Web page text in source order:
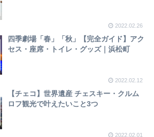
2022.02.26
四季劇場「春」「秋」【完全ガイド】アク
セス・座席・トイレ・グッズ｜浜松町
2022.02.12
【チェコ】世界遺産 チェスキー・クルム
ロフ観光で叶えたいこと3つ
2022.02.01